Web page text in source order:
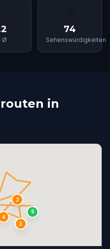
Ø
74
Sehenswürdigkeiten
in
S
2
3
4